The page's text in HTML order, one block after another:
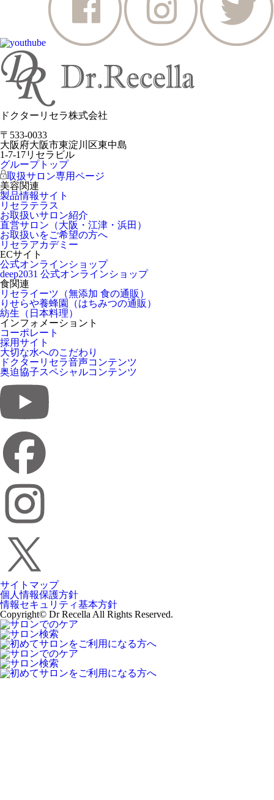
ドクターリセラ株式会社
〒533-0033
大阪府大阪市東淀川区東中島
1-7-17リセラビル
グループトップ
取扱サロン専用ページ
美容関連
製品情報サイト
リセラテラス
お取扱いサロン紹介
直営サロン（大阪・江津・浜田）
お取扱いをご希望の方へ
リセラアカデミー
ECサイト
公式オンラインショップ
deep2031 公式オンラインショップ
食関連
リセライーツ（無添加 食の通販）
りせらや養蜂園（はちみつの通販）
紡生（日本料理）
インフォメーショント
コーポレート
採用サイト
大切な水へのこだわり
ドクターリセラ音声コンテンツ
奥迫協子スペシャルコンテンツ
サイトマップ
個人情報保護方針
情報セキュリティ基本方針
Copyright© Dr Recella All Rights Reserved.